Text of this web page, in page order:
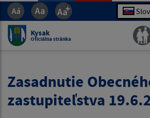
Kysak
Oficiálna stránka
Zasadnutie
zastupiteľstva